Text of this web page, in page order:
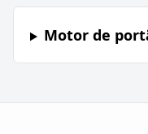
Motor de